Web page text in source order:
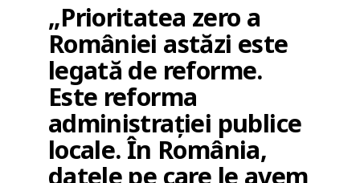
„Prioritatea zero a
României astăzi este
legată de reforme.
Este reforma
administrației publice
locale. În România,
datele pe care le avem